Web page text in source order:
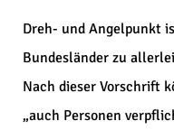
Dreh- und Angelpunkt
Bundesländer zu
Nach dieser Vorschrift
„auch Personen